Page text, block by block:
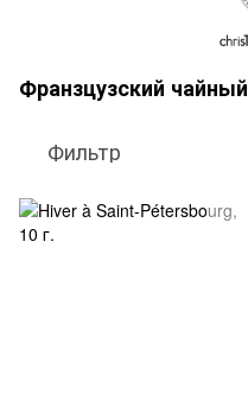
Франзцузский
Фильтр